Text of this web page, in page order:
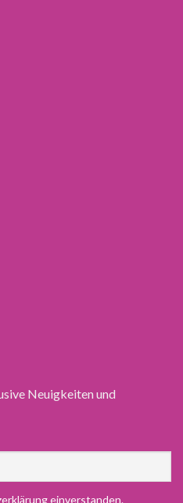
Neuigkeiten und
einverstanden.